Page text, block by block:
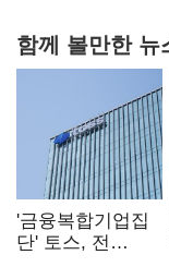
함께 볼만한 뉴
'금융복합기업집
단' 토스, 전